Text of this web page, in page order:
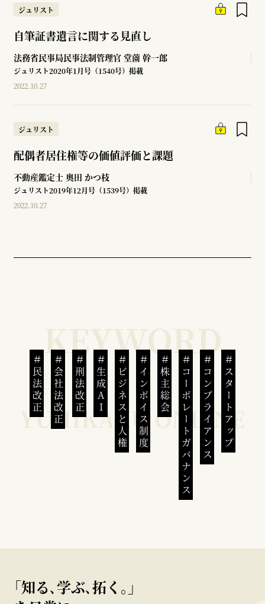
ジュリスト
自筆証書遺言に関する見直し
法務省民事局民事法制管理官 堂薗 幹一郎
ジュリスト2020年1月号（1540号）掲載
2022.10.27
ジュリスト
配偶者居住権等の価値評価と課題
不動産鑑定士 奥田 かつ枝
ジュリスト2019年12月号（1539号）掲載
2022.10.27
民法改正 会社法改正 刑法改正 生成AI ビジネスと人権インボイス制度 株主総会 コーポレートガバナンスコンプライアンススタートアップ
｢知る､学ぶ､拓く｡｣